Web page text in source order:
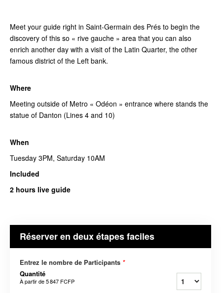
Meet your guide right in Saint-Germain des Prés to begin the
discovery of this so « rive gauche » area that you can also
enrich another day with a visit of the Latin Quarter, the other
famous district of the Left bank.
Where
Meeting outside of Metro « Odéon » entrance where stands the
statue of Danton (Lines 4 and 10)
When
Tuesday 3PM, Saturday 10AM
Included
2 hours live guide
Réserver en deux étapes faciles
Entrez le nombre de Participants *
Quantité
À partir de5 847 FCFP